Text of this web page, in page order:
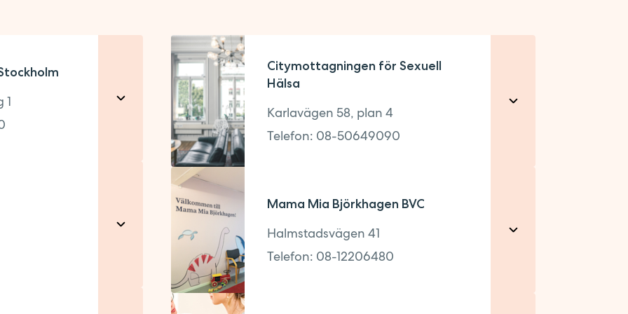
vi 12.30.
MER OM MOTTAGNING
08.00 - 17.00
MER OM MOTTAGNING
1
Citymottagningen för Sexuell
Hälsa
Karlavägen 58, plan 4
Telefon: 08-50649090
Adress
Karlavägen 58, plan 4
11449 Stockholm
Kontakt
Mama Mia Björkhagen BVC
Halmstadsvägen 41
Telefon: 08-12206480